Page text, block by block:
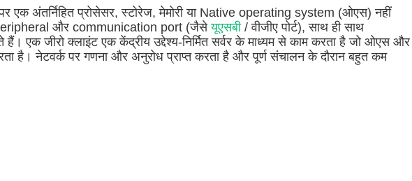
एक अंतर्निहित प्रोसेसर, स्टोरेज, मेमोरी या Native operating system (ओएस) नहीं
और communication port (जैसेयूएसबी/ वीजीए पोर्ट), साथ ही साथ
हैं। एक जीरो क्लाइंट एक केंद्रीय उद्देश्य-निर्मित सर्वर के माध्यम से काम करता है जो ओएस और
है। नेटवर्क पर गणना और अनुरोध प्राप्त करता है और पूर्ण संचालन के दौरान बहुत कम